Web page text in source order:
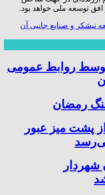
توسعه ملی خواهد بود.
نیشکر و صنایع جانبی آن
روابط عمومی
رمضان
پشت میز عبور